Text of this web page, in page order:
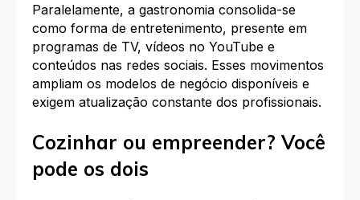
Paralelamente, a gastronomia consolida-se
como forma de entretenimento, presente em
programas de TV, vídeos no YouTube e
conteúdos nas redes sociais. Esses movimentos
ampliam os modelos de negócio disponíveis e
exigem atualização constante dos profissionais.​
Cozinhar ou empreender? Você
pode os dois